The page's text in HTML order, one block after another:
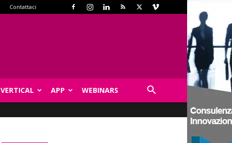
Contattaci
VERTICAL APP WEBINARS